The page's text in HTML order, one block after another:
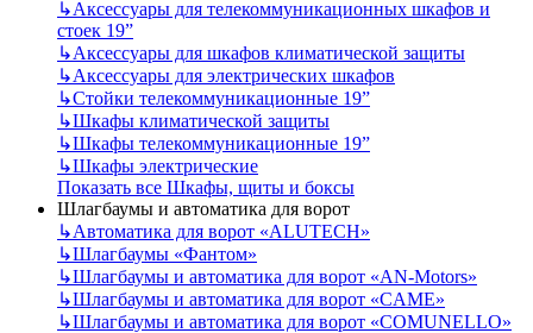
↳Аксессуары для телекоммуникационных шкафов и
стоек 19”
↳Аксессуары для шкафов климатической защиты
↳Аксессуары для электрических шкафов
↳Стойки телекоммуникационные 19”
↳Шкафы климатической защиты
↳Шкафы телекоммуникационные 19”
↳Шкафы электрические
Показать все Шкафы, щиты и боксы
Шлагбаумы и автоматика для ворот
↳Автоматика для ворот «ALUTECH»
↳Шлагбаумы «Фантом»
↳Шлагбаумы и автоматика для ворот «AN-Motors»
↳Шлагбаумы и автоматика для ворот «CAME»
↳Шлагбаумы и автоматика для ворот «COMUNELLO»